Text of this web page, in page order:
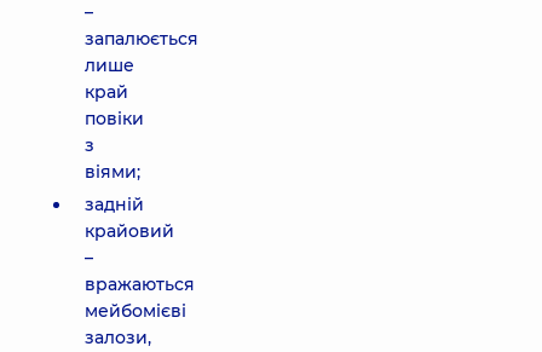
–
запалюється
лише
край
повіки
з
віями;
задній
крайовий
–
вражаються
мейбомієві
залози,